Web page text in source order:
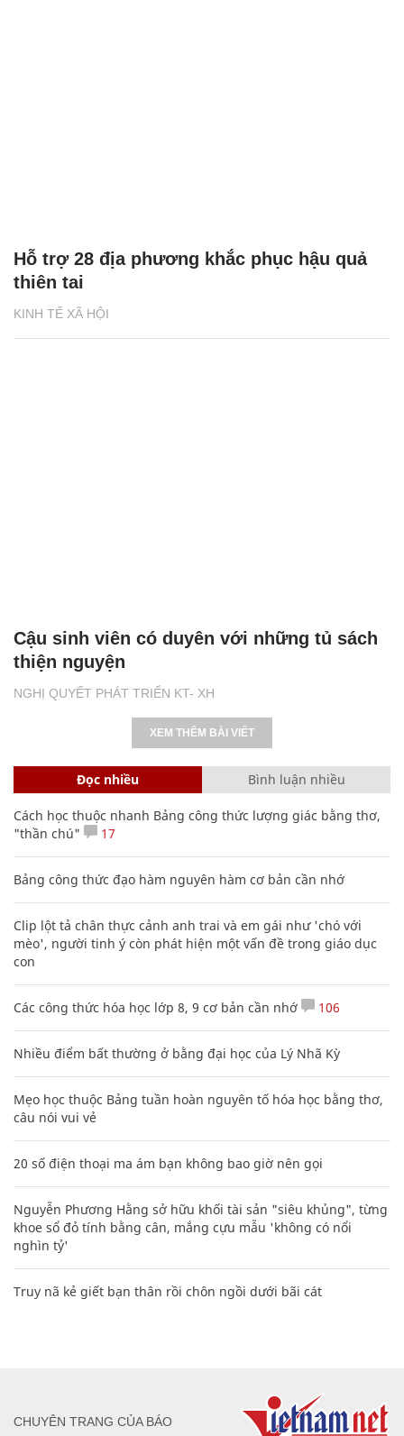
KINH TẾ XÃ HỘI
Hỗ trợ 28 địa phương khắc phục hậu quả
thiên tai
NGHỊ QUYẾT PHÁT TRIỂN KT- XH
Cậu sinh viên có duyên với những tủ sách
thiện nguyện
XEM THÊM BÀI VIẾT
Đọc nhiều Bình luận nhiều
Cách học thuộc nhanh Bảng công thức lượng giác bằng thơ,
"thần chú"
17
Bảng công thức đạo hàm nguyên hàm cơ bản cần nhớ
Clip lột tả chân thực cảnh anh trai và em gái như 'chó với
mèo', người tinh ý còn phát hiện một vấn đề trong giáo dục
con
Các công thức hóa học lớp 8, 9 cơ bản cần nhớ 106
Nhiều điểm bất thường ở bằng đại học của Lý Nhã Kỳ
Mẹo học thuộc Bảng tuần hoàn nguyên tố hóa học bằng thơ,
câu nói vui vẻ
20 số điện thoại ma ám bạn không bao giờ nên gọi
Nguyễn Phương Hằng sở hữu khối tài sản "siêu khủng", từng
khoe sổ đỏ tính bằng cân, mắng cựu mẫu 'không có nổi
nghìn tỷ'
Truy nã kẻ giết bạn thân rồi chôn ngồi dưới bãi cát
CHUYÊN TRANG CỦA BÁO